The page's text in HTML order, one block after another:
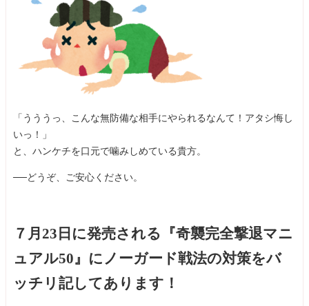
「うううっ、こんな無防備な相手にやられるなんて！アタシ悔し
いっ！」
と、ハンケチを口元で噛みしめている貴方。
──どうぞ、ご安心ください。
７月23日に発売される『奇襲完全撃退マニ
ュアル50』にノーガード戦法の対策をバ
ッチリ記してあります！